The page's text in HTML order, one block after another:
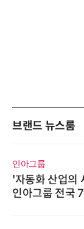
브랜드 뉴스룸
인아그룹
'자동화 산업의
인아그룹 전국